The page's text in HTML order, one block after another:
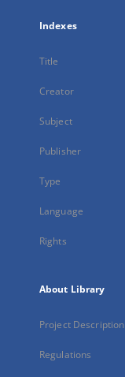
Indexes
Title
Creator
Subject
Publisher
Type
Language
Rights
About Library
Project Description
Regulations